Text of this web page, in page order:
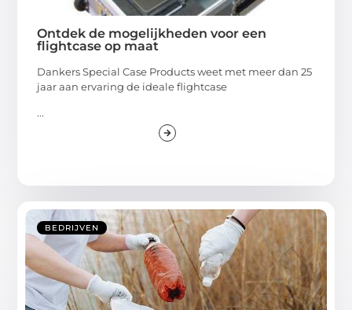
Ontdek de mogelijkheden voor een
flightcase op maat
Dankers Special Case Products weet met meer dan 25
jaar aan ervaring de ideale flightcase
...
BEDRIJVEN